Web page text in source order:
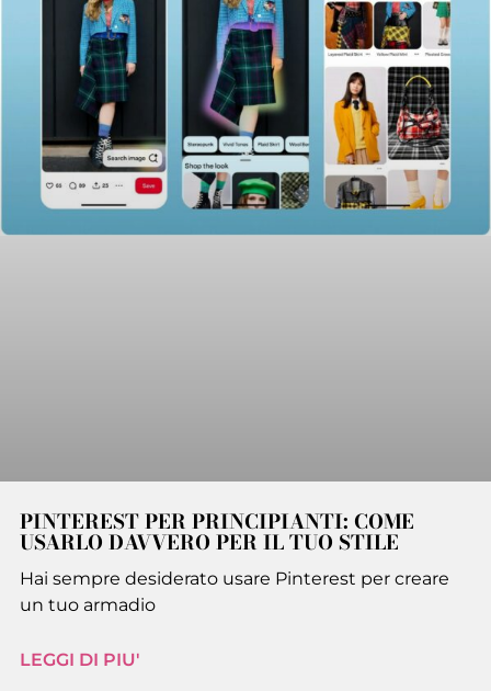
PINTEREST PER PRINCIPIANTI: COME
USARLO DAVVERO PER IL TUO STILE
Hai sempre desiderato usare Pinterest per creare
un tuo armadio
LEGGI DI PIU'